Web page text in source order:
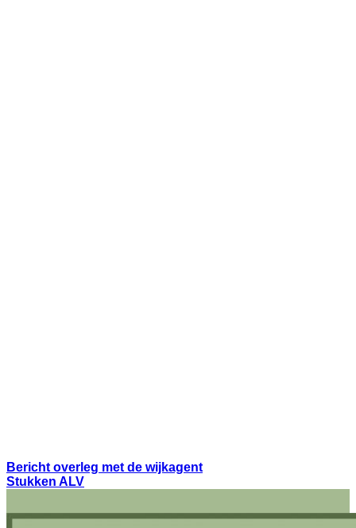
Bericht overleg met de wijkagent
Stukken ALV